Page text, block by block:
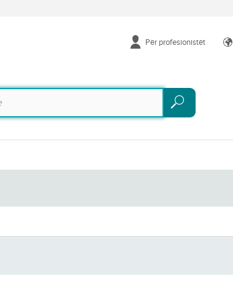
Për profesionistët
Kërko
Kërko